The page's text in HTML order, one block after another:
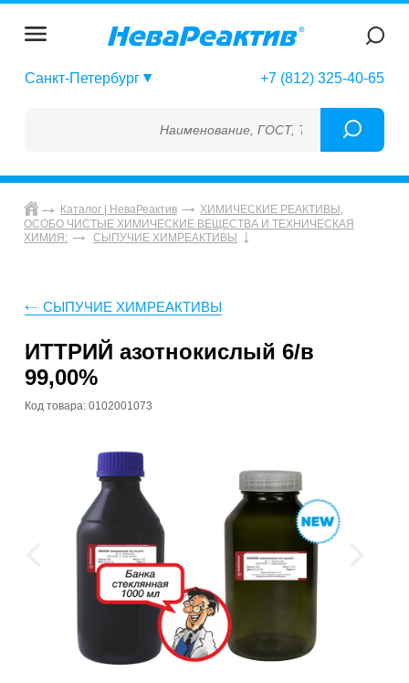
Санкт-Петербург +7 (812) 325-40-65
Наименование, ГОСТ, ТУ, ГСО, МСО,
Каталог | НеваРеактив
ХИМИЧЕСКИЕ РЕАКТИВЫ,
ОСОБО ЧИСТЫЕ ХИМИЧЕСКИЕ ВЕЩЕСТВА И ТЕХНИЧЕСКАЯ
ХИМИЯ:
СЫПУЧИЕ ХИМРЕАКТИВЫ
СЫПУЧИЕ ХИМРЕАКТИВЫ
ИТТРИЙ азотнокислый 6/в
99,00%
Код товара: 0102001073